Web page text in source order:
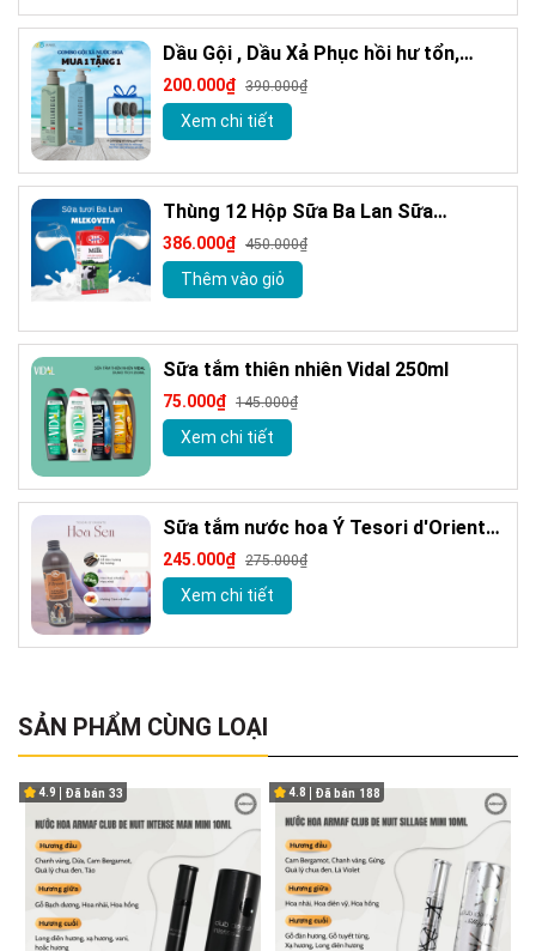
Dầu Gội , Dầu Xả Phục hồi hư tổn,
Giảm gàu sạch ngứa da đầu hương
nước hoa Milanogica 355ml
200.000₫ 390.000₫
Xem chi tiết
Thùng 12 Hộp Sữa Ba Lan Sữa
MLEKOVITA Sữa Tươi Nguyên Kem 1 L
Sữa Nhập Khẩu
386.000₫ 450.000₫
Thêm vào giỏ
Sữa tắm thiên nhiên Vidal 250ml
75.000₫ 145.000₫
Xem chi tiết
Sữa tắm nước hoa Ý Tesori d'Oriente
chính hãng 500ml kèm vòi
245.000₫ 275.000₫
Xem chi tiết
SẢN PHẨM CÙNG LOẠI
4.9 Đã bán 33 4.8 Đã bán 188